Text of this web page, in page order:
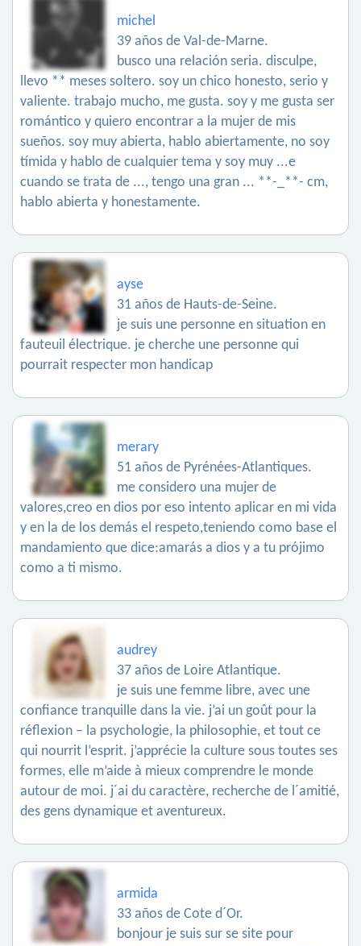
michel
39 años de Val-de-Marne.
busco una relación seria. disculpe,
llevo ** meses soltero. soy un chico honesto, serio y
valiente. trabajo mucho, me gusta. soy y me gusta ser
romántico y quiero encontrar a la mujer de mis
sueños. soy muy abierta, hablo abiertamente, no soy
tímida y hablo de cualquier tema y soy muy ...e
cuando se trata de ..., tengo una gran ... **-_**- cm,
hablo abierta y honestamente.
ayse
31 años de Hauts-de-Seine.
je suis une personne en situation en
fauteuil électrique. je cherche une personne qui
pourrait respecter mon handicap
merary
51 años de Pyrénées-Atlantiques.
me considero una mujer de
valores,creo en dios por eso intento aplicar en mi vida
y en la de los demás el respeto,teniendo como base el
mandamiento que dice:amarás a dios y a tu prójimo
como a ti mismo.
audrey
37 años de Loire Atlantique.
je suis une femme libre, avec une
confiance tranquille dans la vie. j’ai un goût pour la
réflexion – la psychologie, la philosophie, et tout ce
qui nourrit l’esprit. j’apprécie la culture sous toutes ses
formes, elle m’aide à mieux comprendre le monde
autour de moi. j´ai du caractère, recherche de l´amitié,
des gens dynamique et aventureux.
armida
33 años de Cote d´Or.
bonjour je suis sur se site pour